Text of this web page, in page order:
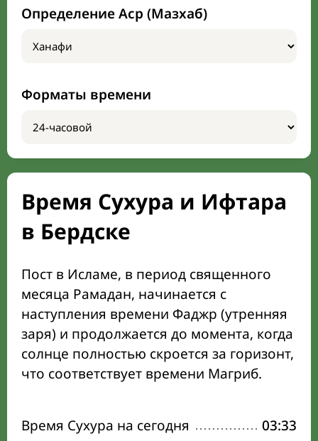
Определение Аср (Мазхаб)
Форматы времени
Время Сухура и Ифтара
в Бердске
Пост в Исламе, в период священного
месяца Рамадан, начинается с
наступления времени Фаджр (утренняя
заря) и продолжается до момента, когда
солнце полностью скроется за горизонт,
что соответствует времени Магриб.
Время Сухура на сегодня 03:33